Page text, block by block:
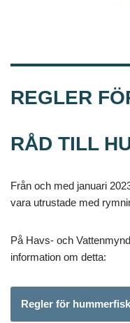
REGLER
RÅD TILL
Från och med januari
vara utrustade med
På Havs- och
information om detta:
Regler för